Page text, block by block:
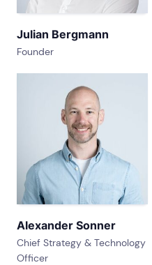
Julian Bergmann
Founder
Alexander Sonner
Chief Strategy & Technology
Officer